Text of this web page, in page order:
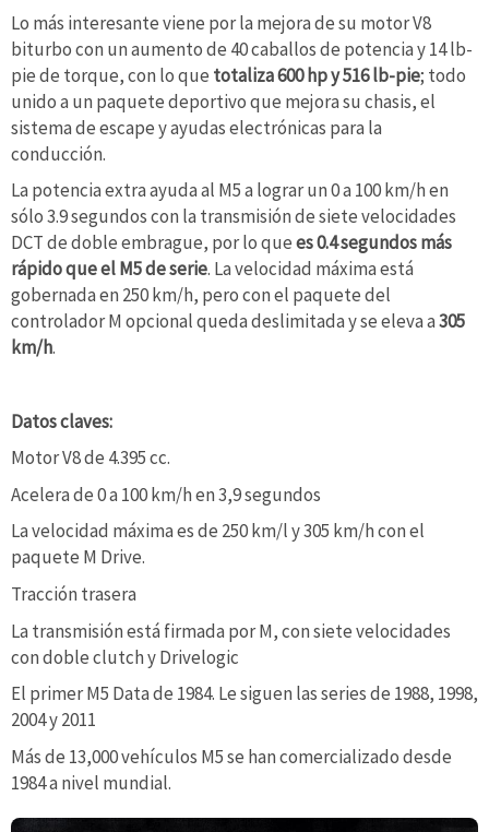
Lo más interesante viene por la mejora de su motor V8
biturbo con un aumento de 40 caballos de potencia y 14 lb-
pie de torque, con lo que totaliza 600 hp y 516 lb-pie; todo
unido a un paquete deportivo que mejora su chasis, el
sistema de escape y ayudas electrónicas para la
conducción.
La potencia extra ayuda al M5 a lograr un 0 a 100 km/h en
sólo 3.9 segundos con la transmisión de siete velocidades
DCT de doble embrague, por lo quees 0.4 segundos más
rápido que el M5 de serie. La velocidad máxima está
gobernada en 250 km/h, pero con el paquete del
controlador M opcional queda deslimitada y se eleva a305
km/h.
Datos claves:
Motor V8 de 4.395 cc.
Acelera de 0 a 100 km/h en 3,9 segundos
La velocidad máxima es de 250 km/l y 305 km/h con el
paquete M Drive.
Tracción trasera
La transmisión está firmada por M, con siete velocidades
con doble clutch y Drivelogic
El primer M5 Data de 1984. Le siguen las series de 1988, 1998,
2004 y 2011
Más de 13,000 vehículos M5 se han comercializado desde
1984 a nivel mundial.